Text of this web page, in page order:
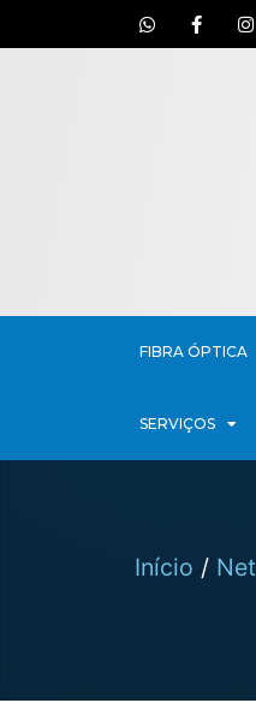
FIBRA ÓPTICA
SERVIÇOS
Início /